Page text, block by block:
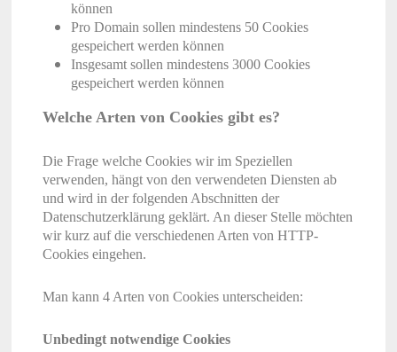
können
Pro Domain sollen mindestens 50 Cookies
gespeichert werden können
Insgesamt sollen mindestens 3000 Cookies
gespeichert werden können
Welche Arten von Cookies gibt es?
Die Frage welche Cookies wir im Speziellen
verwenden, hängt von den verwendeten Diensten ab
und wird in der folgenden Abschnitten der
Datenschutzerklärung geklärt. An dieser Stelle möchten
wir kurz auf die verschiedenen Arten von HTTP-
Cookies eingehen.
Man kann 4 Arten von Cookies unterscheiden:
Unbedingt notwendige Cookies